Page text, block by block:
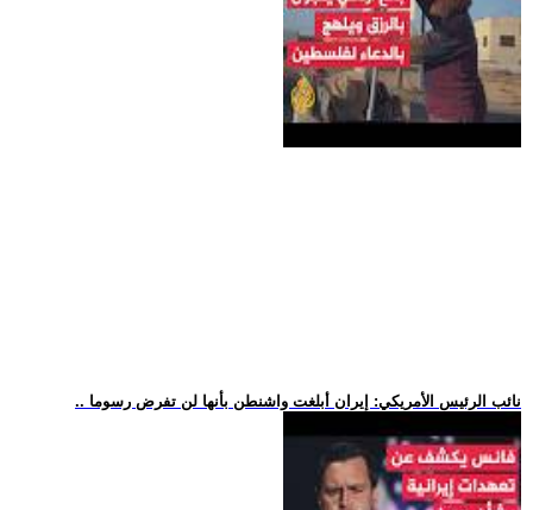
.. نائب الرئيس الأمريكي: إيران أبلغت واشنطن بأنها لن تفرض رسوما